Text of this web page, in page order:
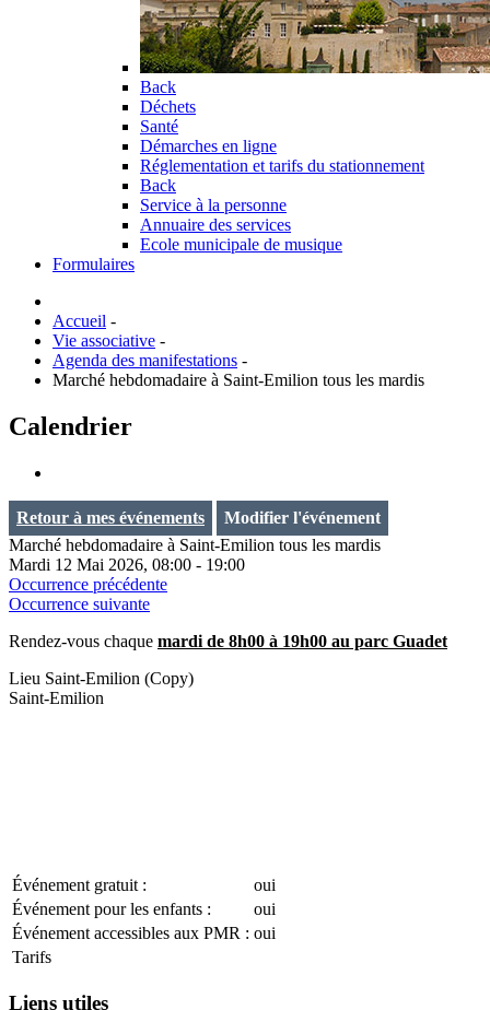
Back
Déchets
Santé
Démarches en ligne
Réglementation et tarifs du stationnement
Back
Service à la personne
Annuaire des services
Ecole municipale de musique
Formulaires
Accueil -
Vie associative -
Agenda des manifestations -
Marché hebdomadaire à Saint-Emilion tous les mardis
Calendrier
Retour à mes événements
Modifier l'événement
Marché hebdomadaire à Saint-Emilion tous les mardis
Mardi 12 Mai 2026, 08:00 - 19:00
Occurrence précédente
Occurrence suivante
Rendez-vous chaque mardi de 8h00 à 19h00 au parc Guadet
Lieu Saint-Emilion (Copy)
Saint-Emilion
Événement gratuit :
oui
Événement pour les enfants :
oui
Événement accessibles aux PMR : oui
Tarifs
Liens utiles